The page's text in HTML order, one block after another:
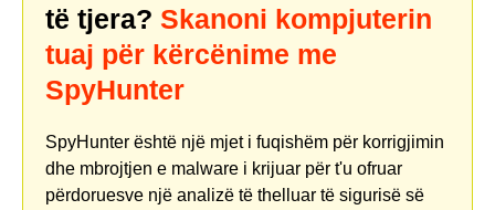
të tjera? Skanoni kompjuterin
tuaj për kërcënime me
SpyHunter
SpyHunter është një mjet i fuqishëm për korrigjimin
dhe mbrojtjen e malware i krijuar për t'u ofruar
përdoruesve një analizë të thelluar të sigurisë së